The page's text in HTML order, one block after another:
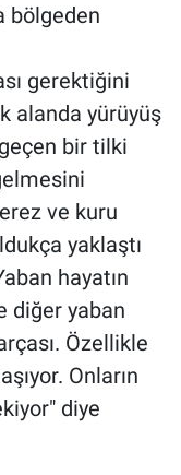
bölgeden
gerektiğini
alanda yürüyüş
bir tilki
ve kuru
yaklaştı
hayatın
diğer yaban
Özellikle
Onların
diye